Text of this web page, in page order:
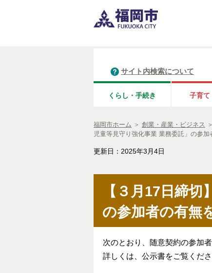
サイト内検索について
くらし・手続き 子育て
福岡市ホーム ＞ 創業・産業・ビジネス ＞
児童等見守り強化事業 業務委託」の参
更新日：2025年3月4日
【３月17日締
の参加者の有無
次のとおり、随意契約の参加
詳しくは、公示書をご覧くださ